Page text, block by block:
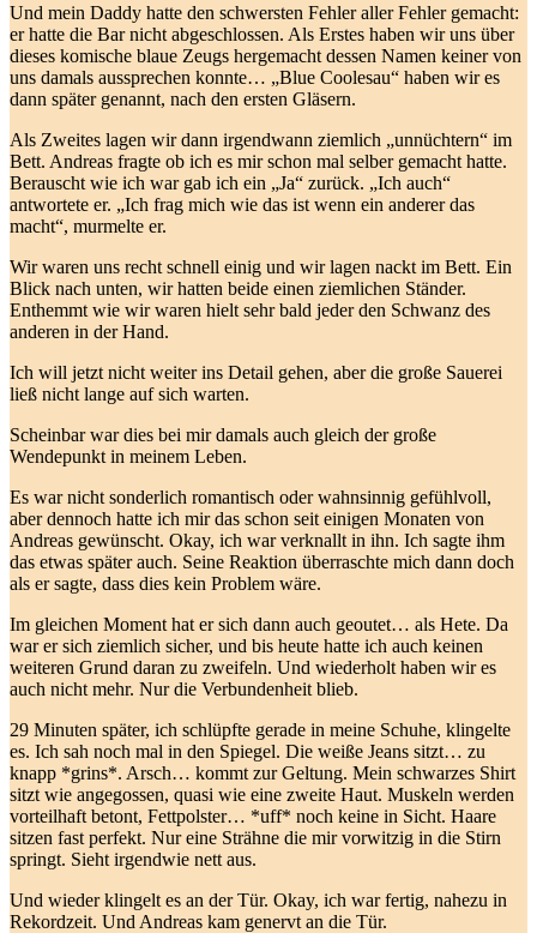
Und mein Daddy hatte den schwersten Fehler aller Fehler gemacht:
er hatte die Bar nicht abgeschlossen. Als Erstes haben wir uns über
dieses komische blaue Zeugs hergemacht dessen Namen keiner von
uns damals aussprechen konnte… „Blue Coolesau“ haben wir es
dann später genannt, nach den ersten Gläsern.
Als Zweites lagen wir dann irgendwann ziemlich „unnüchtern“ im
Bett. Andreas fragte ob ich es mir schon mal selber gemacht hatte.
Berauscht wie ich war gab ich ein „Ja“ zurück. „Ich auch“
antwortete er. „Ich frag mich wie das ist wenn ein anderer das
macht“, murmelte er.
Wir waren uns recht schnell einig und wir lagen nackt im Bett. Ein
Blick nach unten, wir hatten beide einen ziemlichen Ständer.
Enthemmt wie wir waren hielt sehr bald jeder den Schwanz des
anderen in der Hand.
Ich will jetzt nicht weiter ins Detail gehen, aber die große Sauerei
ließ nicht lange auf sich warten.
Scheinbar war dies bei mir damals auch gleich der große
Wendepunkt in meinem Leben.
Es war nicht sonderlich romantisch oder wahnsinnig gefühlvoll,
aber dennoch hatte ich mir das schon seit einigen Monaten von
Andreas gewünscht. Okay, ich war verknallt in ihn. Ich sagte ihm
das etwas später auch. Seine Reaktion überraschte mich dann doch
als er sagte, dass dies kein Problem wäre.
Im gleichen Moment hat er sich dann auch geoutet… als Hete. Da
war er sich ziemlich sicher, und bis heute hatte ich auch keinen
weiteren Grund daran zu zweifeln. Und wiederholt haben wir es
auch nicht mehr. Nur die Verbundenheit blieb.
29 Minuten später, ich schlüpfte gerade in meine Schuhe, klingelte
es. Ich sah noch mal in den Spiegel. Die weiße Jeans sitzt… zu
knapp *grins*. Arsch… kommt zur Geltung. Mein schwarzes Shirt
sitzt wie angegossen, quasi wie eine zweite Haut. Muskeln werden
vorteilhaft betont, Fettpolster… *uff* noch keine in Sicht. Haare
sitzen fast perfekt. Nur eine Strähne die mir vorwitzig in die Stirn
springt. Sieht irgendwie nett aus.
Und wieder klingelt es an der Tür. Okay, ich war fertig, nahezu in
Rekordzeit. Und Andreas kam genervt an die Tür.